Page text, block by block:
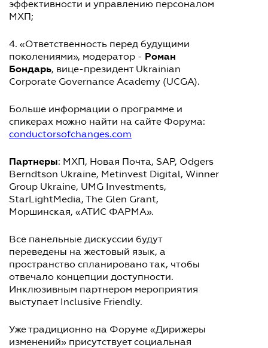
эффективности и управлению персоналом
МХП;
4. «Ответственность перед будущими
поколениями», модератор - Роман
Бондарь, вице-президент Ukrainian
Corporate Governance Academy (UCGA).
Больше информации о программе и
спикерах можно найти на сайте Форума:
conductorsofchanges.com
Партнеры: МХП, Новая Почта, SAP, Odgers
Berndtson Ukraine, Metinvest Digital, Winner
Group Ukraine, UMG Investments,
StarLightMedia, The Glen Grant,
Моршинская, «АТИС ФАРМА».
Все панельные дискуссии будут
переведены на жестовый язык, а
пространство спланировано так, чтобы
отвечало концепции доступности.
Инклюзивным партнером мероприятия
выступает Inclusive Friendly.
Уже традиционно на Форуме «Дирижеры
изменений» присутствует социальная